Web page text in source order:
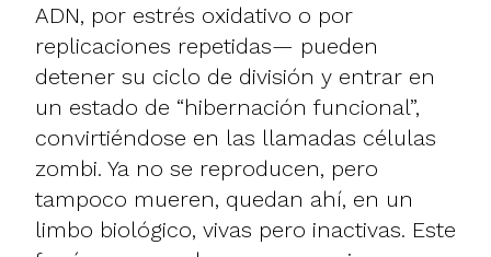
ADN, por estrés oxidativo o por
replicaciones repetidas— pueden
detener su ciclo de división y entrar en
un estado de “hibernación funcional”,
convirtiéndose en las llamadas células
zombi. Ya no se reproducen, pero
tampoco mueren, quedan ahí, en un
limbo biológico, vivas pero inactivas. Este